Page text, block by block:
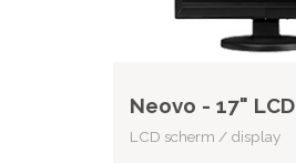
Neovo - 17" LCD
LCD scherm / display